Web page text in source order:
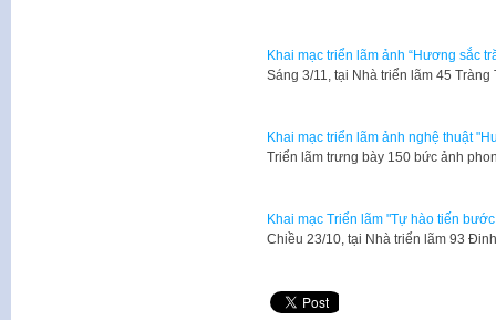
Khai mạc triển lãm ảnh “Hương sắc
Sáng 3/11, tại Nhà triển lãm 45
Khai mạc triển lãm ảnh nghệ thuật
Triển lãm trưng bày 150 bức ảnh
Khai mạc Triển lãm "Tự hào tiến
​Chiều 23/10, tại Nhà triển lãm 93